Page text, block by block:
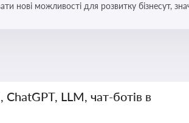
нові можливості для розвитку бізнесут,
LLM, чат-ботів в